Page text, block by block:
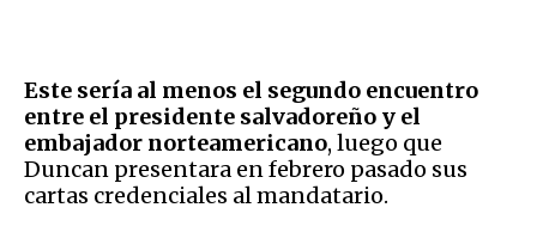
Este sería al menos el segundo encuentro
entre el presidente salvadoreño y el
embajador norteamericano, luego que
Duncan presentara en febrero pasado sus
cartas credenciales al mandatario.